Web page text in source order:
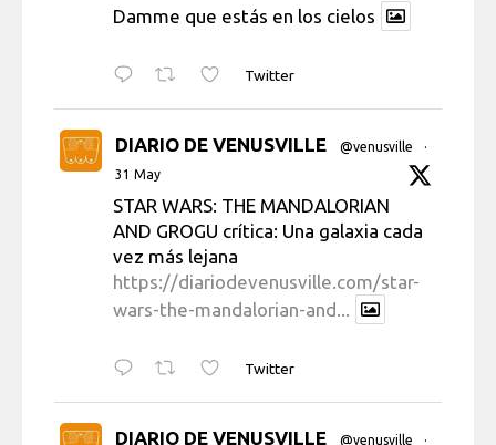
Damme que estás en los cielos
Twitter
DIARIO DE VENUSVILLE @venusville
·
31 May
STAR WARS: THE MANDALORIAN
AND GROGU crítica: Una galaxia cada
vez más lejana
https://diariodevenusville.com/star-
wars-the-mandalorian-and...
Twitter
DIARIO DE VENUSVILLE @venusville
·